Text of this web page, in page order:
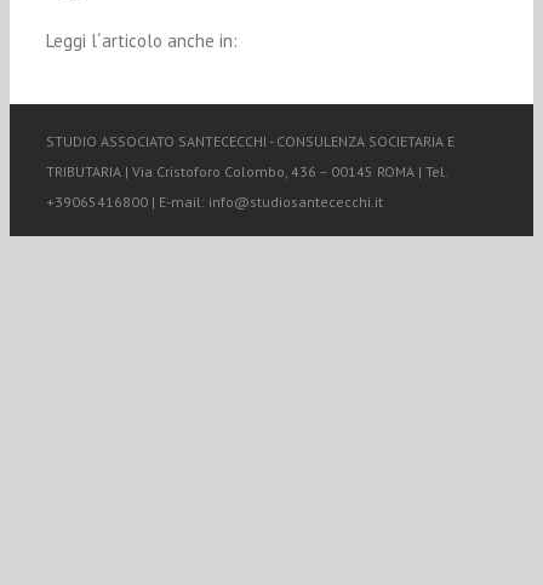
Leggi l´articolo anche in:
STUDIO ASSOCIATO SANTECECCHI - CONSULENZA SOCIETARIA E
TRIBUTARIA | Via Cristoforo Colombo, 436 – 00145 ROMA | Tel.
+39065416800 | E-mail: info@studiosantececchi.it